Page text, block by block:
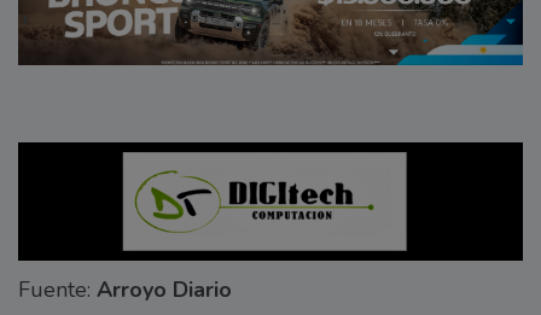
Fuente: Arroyo Diario